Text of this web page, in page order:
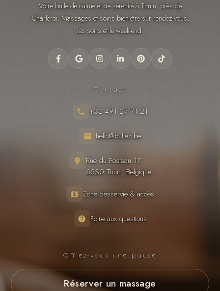
Votre bulle de calme et de sérénité à Thuin, près de
Charleroi. Massages et soins bien-être sur rendez-vous,
les soirs et le week-end.
Contact
+32 491 27 71 21
hello@bullez.be
Rue du Fosteau 17
6530 Thuin, Belgique
Zone desservie & accès
Foire aux questions
Offrez-vous une pause
Réserver un massage